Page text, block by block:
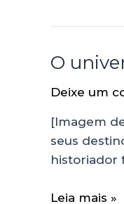
O
Deixe um
[Imagem
seus
historiador
Leia mais »